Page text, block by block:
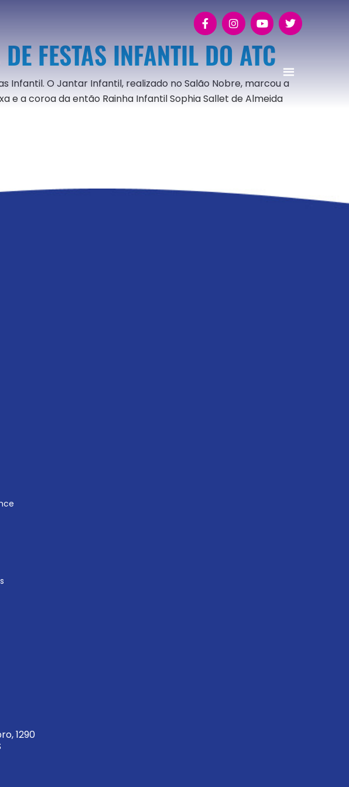
FESTAS INFANTIL DO ATC
Infantil. O Jantar Infantil, realizado no Salão Nobre, marcou a
e a coroa da então Rainha Infantil Sophia Sallet de Almeida
1290